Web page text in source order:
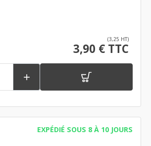
(3,25 HT)
3,90 € TTC

EXPÉDIÉ SOUS 8 À 10 JOURS